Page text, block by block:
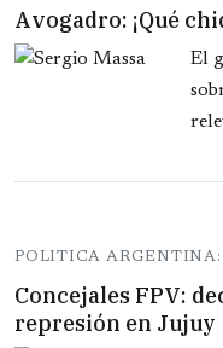
Avogadro: ¡Qué
El
POLITICA ARGENTINA:
Concejales FPV:
represión en Jujuy